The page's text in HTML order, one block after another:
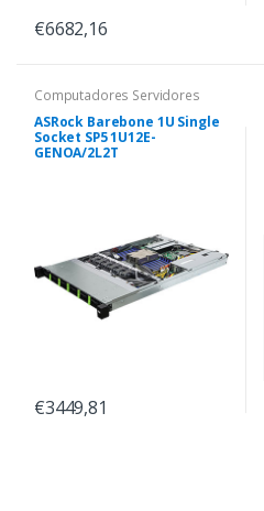
€6682,16
Computadores Servidores
ASRock Barebone 1U Single
Socket SP5 1U12E-
GENOA/2L2T
€3449,81